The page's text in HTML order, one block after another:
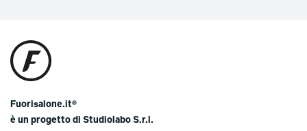
Fuorisalone.it®
è un progetto di Studiolabo S.r.l.